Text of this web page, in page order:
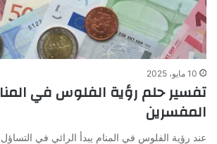
10 مايو، 2025
تفسير حلم رؤية الفلوس في
المفسرين
عند رؤية الفلوس في المنام يبدأ الرائي في